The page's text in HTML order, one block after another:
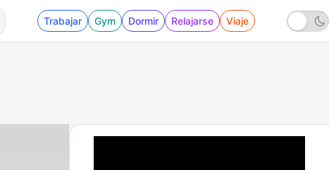
Trabajar Gym Dormir Relajarse Viaje